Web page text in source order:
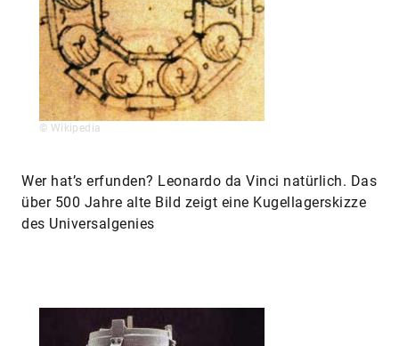
© Wikipedia
Wer hat’s erfunden? Leonardo da Vinci natürlich. Das
über 500 Jahre alte Bild zeigt eine Kugellagerskizze
des Universalgenies